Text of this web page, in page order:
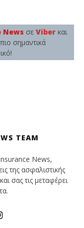
News σε Viber και
σημαντικά
TEAM
News,
της ασφαλιστικής
σας τις μεταφέρει